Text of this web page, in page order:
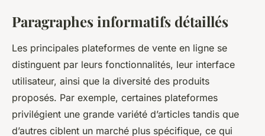
Paragraphes informatifs détaillés
Les principales plateformes de vente en ligne se
distinguent par leurs fonctionnalités, leur interface
utilisateur, ainsi que la diversité des produits
proposés. Par exemple, certaines plateformes
privilégient une grande variété d’articles tandis que
d’autres ciblent un marché plus spécifique, ce qui